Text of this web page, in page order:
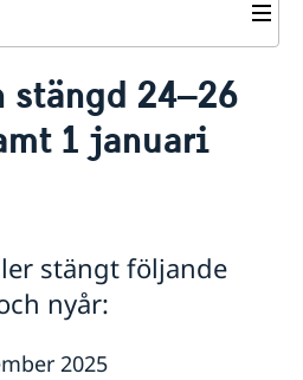
stängd 24–26
1 januari
stängt följande
nyår:
2025